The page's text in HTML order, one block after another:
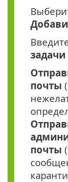
задачи
почты
почты